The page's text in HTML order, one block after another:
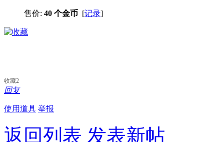
售价: 40 个金币 [记录]
收藏2
回复
使用道具 举报
返回列表 发表新帖